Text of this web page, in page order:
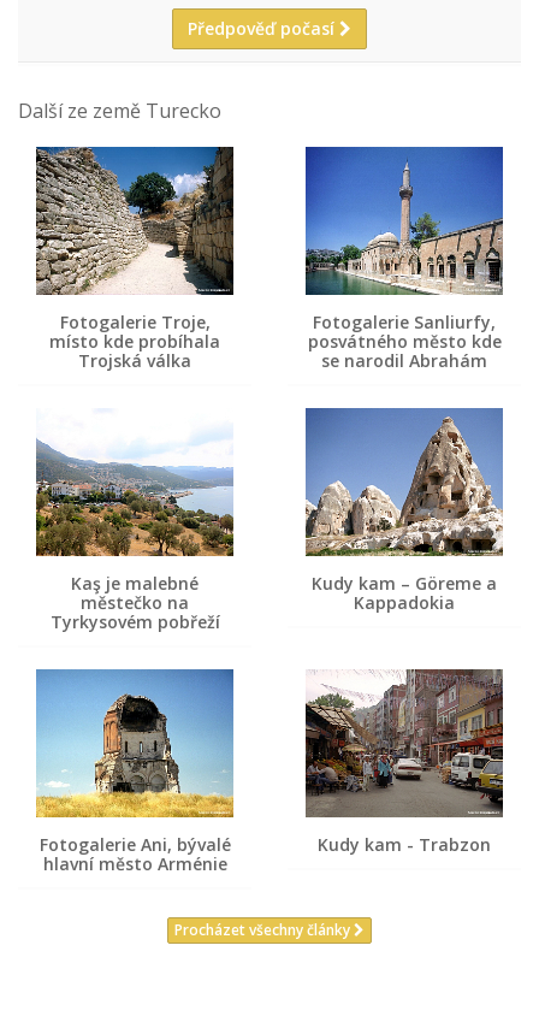
Předpověď počasí
Další ze země Turecko
Fotogalerie Troje,
místo kde probíhala
Trojská válka
Fotogalerie Sanliurfy,
posvátného město kde
se narodil Abrahám
Kaş je malebné
městečko na
Tyrkysovém pobřeží
Kudy kam – Göreme a
Kappadokia
Fotogalerie Ani, bývalé
hlavní město Arménie
Kudy kam - Trabzon
Procházet všechny články